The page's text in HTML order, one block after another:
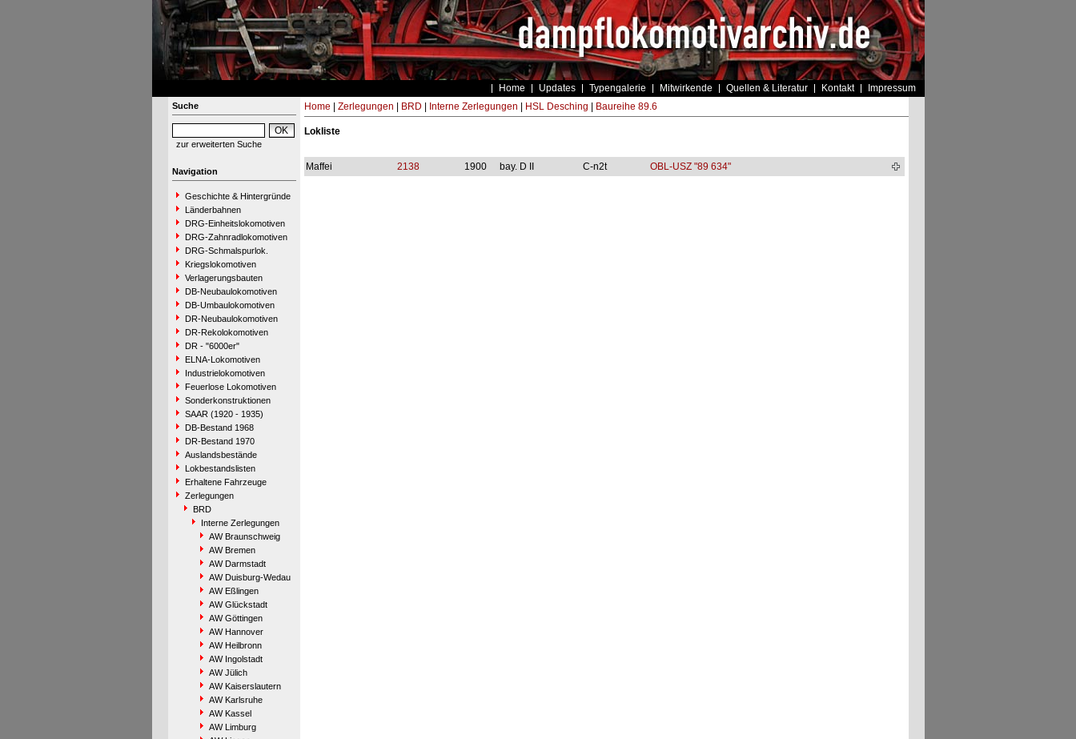
Home Updates Typengalerie Mitwirkende Quellen & Literatur Kontakt Impressum
Suche
zur erweiterten Suche
Navigation
Geschichte & Hintergründe
Länderbahnen
DRG-Einheitslokomotiven
DRG-Zahnradlokomotiven
DRG-Schmalspurlok.
Kriegslokomotiven
Verlagerungsbauten
DB-Neubaulokomotiven
DB-Umbaulokomotiven
DR-Neubaulokomotiven
DR-Rekolokomotiven
DR - "6000er"
ELNA-Lokomotiven
Industrielokomotiven
Feuerlose Lokomotiven
Sonderkonstruktionen
SAAR (1920 - 1935)
DB-Bestand 1968
DR-Bestand 1970
Auslandsbestände
Lokbestandslisten
Erhaltene Fahrzeuge
Zerlegungen
BRD
Interne Zerlegungen
AW Braunschweig
AW Bremen
AW Darmstadt
AW Duisburg-Wedau
AW Eßlingen
AW Glückstadt
AW Göttingen
AW Hannover
AW Heilbronn
AW Ingolstadt
AW Jülich
AW Kaiserslautern
AW Karlsruhe
AW Kassel
AW Limburg
Home Zerlegungen BRD Interne Zerlegungen HSL Desching Baureihe 89.6
Lokliste
Maffei 2138 1900 bay. D II C-n2t OBL-USZ "89 634"